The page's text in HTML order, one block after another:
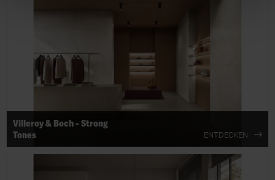
Villeroy & Boch - Strong
Tones
ENTDECKEN